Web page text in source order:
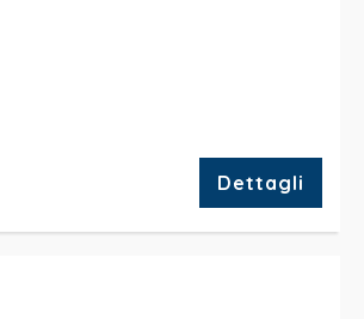
Dettagli